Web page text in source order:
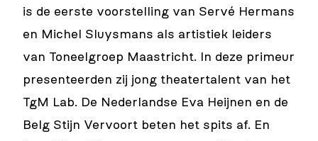
is de eerste voorstelling van Servé Hermans
en Michel Sluysmans als artistiek leiders
van Toneelgroep Maastricht. In deze primeur
presenteerden zij jong theatertalent van het
TgM Lab. De Nederlandse Eva Heijnen en de
Belg Stijn Vervoort beten het spits af. En